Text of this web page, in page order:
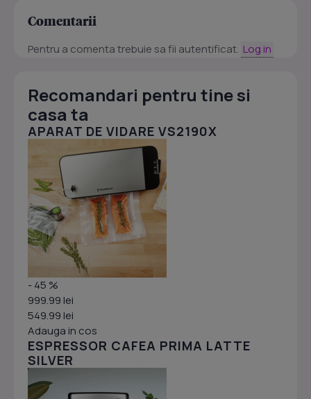
Comentarii
Pentru a comenta trebuie sa fii autentificat. Log in
Recomandari pentru tine si
casa ta
APARAT DE VIDARE VS2190X
- 45 %
999.99 lei
549.99 lei
Adauga in cos
ESPRESSOR CAFEA PRIMA LATTE
SILVER